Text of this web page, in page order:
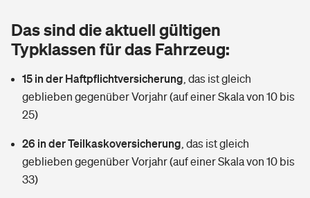
Tools
Wer versichert was: Jetzt Versicherer finden
Sie haben Fragen?
Glasversicherung
Mietkautionsversicherung
Restkreditversicherung
Zur Übersicht
Kinderunfall­ver­si­che­rung
Kinderinvalidität
Hundehalter-Haftpflicht
Dread-Disease-Versicherung
Tierkrankenversicherung
Zur Übersicht
Tools
Das sind die aktuell gültigen
Typklassen für das Fahrzeug:
15 in der Haftpflichtversicherung das ist gleich
geblieben gegenüber Vorjahr (auf einer Skala von 10 bis
25)
26 in der Teilkaskoversicherung das ist gleich
geblieben gegenüber Vorjahr (auf einer Skala von 10 bis
33)